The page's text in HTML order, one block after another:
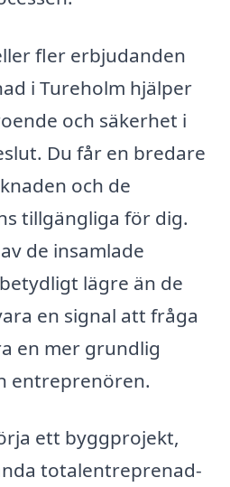
fler erbjudanden
i Tureholm hjälper
och säkerhet i
Du får en bredare
och de
tillgängliga för dig.
de insamlade
lägre än de
en signal att fråga
en mer grundlig
entreprenören.
ett byggprojekt,
totalentreprenad-